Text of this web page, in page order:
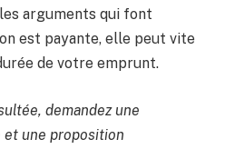
arguments qui font
est payante, elle peut vite
de votre emprunt.
demandez une
une proposition